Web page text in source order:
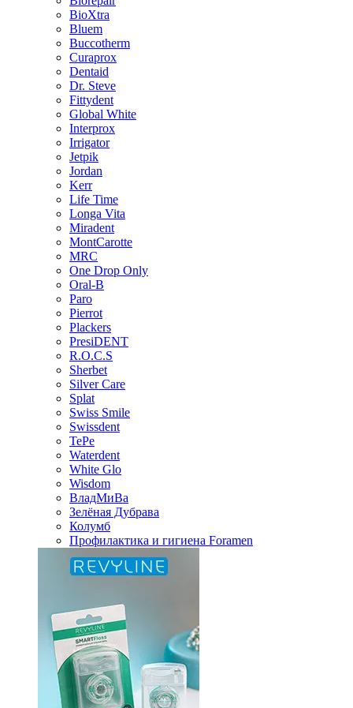
BioXtra
Bluem
Buccotherm
Curaprox
Dentaid
Dr. Steve
Fittydent
Global White
Interprox
Irrigator
Jetpik
Jordan
Kerr
Life Time
Longa Vita
Miradent
MontCarotte
MRC
One Drop Only
Oral-B
Paro
Pierrot
Plackers
PresiDENT
R.O.C.S
Sherbet
Silver Care
Splat
Swiss Smile
Swissdent
TePe
Waterdent
White Glo
Wisdom
ВладМиВа
Зелёная Дубрава
Колумб
Профилактика и гигиена Foramen